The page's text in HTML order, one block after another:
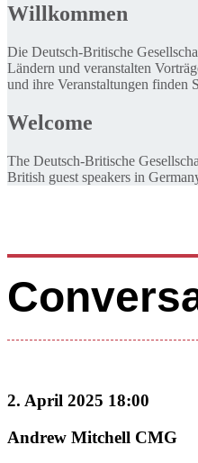
Willkommen
Die Deutsch-Britische
Ländern und veranstalten
und ihre Veranstaltungen finden
Welcome
The Deutsch-Britische
British guest speakers in
2. April 2025 18:00
Andrew Mitchell CMG